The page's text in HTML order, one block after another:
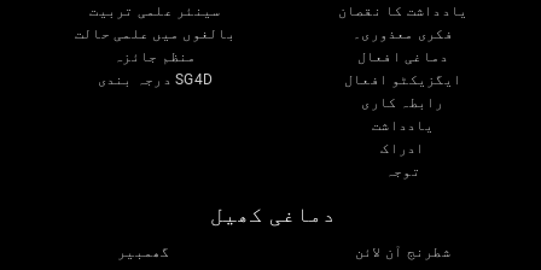
یادداشت کا نقصان
فکری معذوری۔
دماغی افعال
ایگزیکٹو افعال
رابطہ کاری
یادداشت
ادراک
توجہ
سینئر علمی تربیت
بالغوں میں علمی حالت
منظم جائزہ
SG4D درجہ بندی
دماغی کھیل
شطرنج آن لائن
گھمبیر